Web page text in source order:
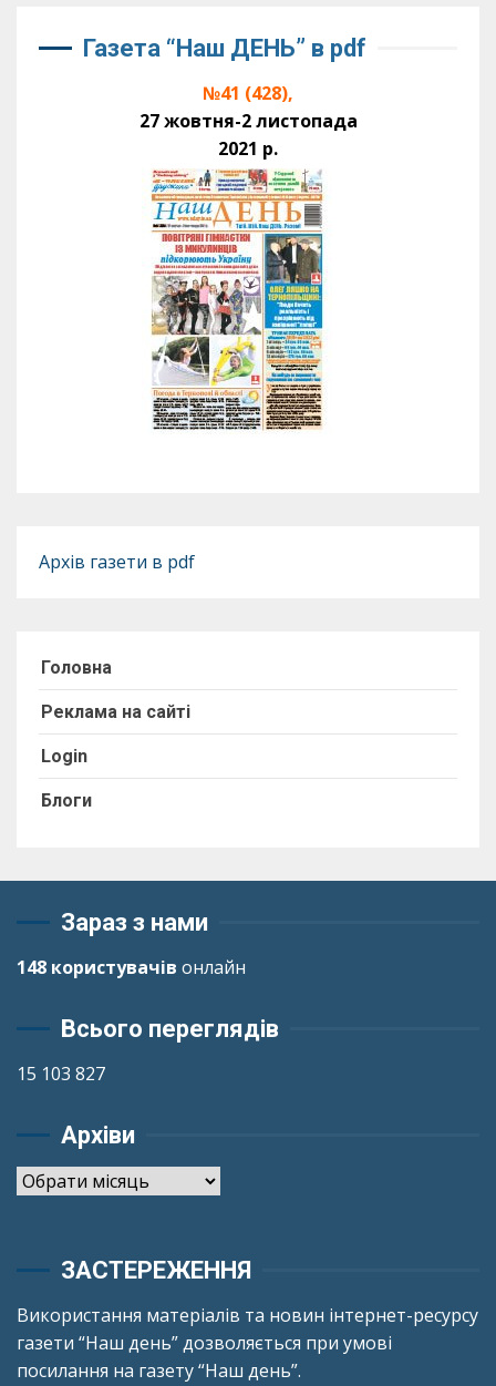
Газета “Наш ДЕНЬ” в pdf
№41 (428),
27 жовтня-2 листопада
2021 р.
Архів газети в pdf
Головна
Реклама на сайті
Login
Блоги
Зараз з нами
148 користувачів онлайн
Всього переглядів
15 103 827
Архіви
Архіви
ЗАСТЕРЕЖЕННЯ
Використання матеріалів та новин інтернет-ресурсу
газети “Наш день” дозволяється при умові
посилання на газету “Наш день”.